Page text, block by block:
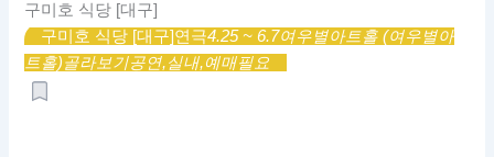
구미호 식당 [대구]
구미호 식당 [대구]연극4.25 ~ 6.7여우별아트홀 (여우별아
트홀)골라보기공연,실내,예매필요